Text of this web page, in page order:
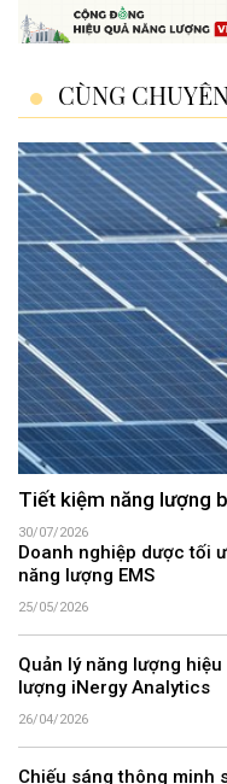
CÙNG
Tiết kiệm năng lượng
30/07/2026
Doanh nghiệp dược tối
năng lượng EMS
25/05/2026
Quản lý năng lượng
lượng iNergy Analytics
26/04/2026
Chiếu sáng thông minh